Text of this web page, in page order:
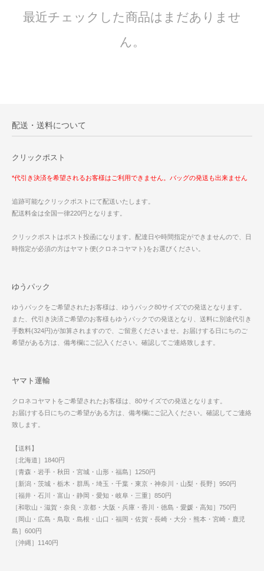
最近チェックした商品はまだありませ
ん。
配送・送料について
クリックポスト
*代引き決済を希望されるお客様はご利用できません。バッグの発送も出来ません
追跡可能なクリックポストにて配送いたします。
配送料金は全国一律220円となります。
クリックポストはポスト投函になります。配達日や時間指定ができませんので、日
時指定が必須の方はヤマト便(クロネコヤマト)をお選びください。
ゆうパック
ゆうパックをご希望されたお客様は、ゆうパック80サイズでの発送となります。
また、代引き決済ご希望のお客様もゆうパックでの発送となり、送料に別途代引き
手数料(324円)が加算されますので、ご留意くださいませ。お届けする日にちのご
希望がある方は、備考欄にご記入ください。確認してご連絡致します。
ヤマト運輸
クロネコヤマトをご希望されたお客様は、80サイズでの発送となります。
お届けする日にちのご希望がある方は、備考欄にご記入ください。確認してご連絡
致します。
【送料】
［北海道］1840円
［青森・岩手・秋田・宮城・山形・福島］1250円
［新潟・茨城・栃木・群馬・埼玉・千葉・東京・神奈川・山梨・長野］950円
［福井・石川・富山・静岡・愛知・岐阜・三重］850円
［和歌山・滋賀・奈良・京都・大阪・兵庫・香川・徳島・愛媛・高知］750円
［岡山・広島・鳥取・島根・山口・福岡・佐賀・長崎・大分・熊本・宮崎・鹿児
島］600円
［沖縄］1140円